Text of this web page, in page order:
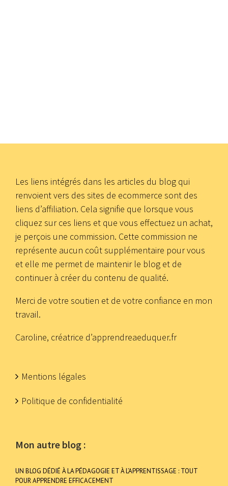
Les liens intégrés dans les articles du blog qui
renvoient vers des sites de ecommerce sont des
liens d’affiliation. Cela signifie que lorsque vous
cliquez sur ces liens et que vous effectuez un achat,
je perçois une commission. Cette commission ne
représente aucun coût supplémentaire pour vous
et elle me permet de maintenir le blog et de
continuer à créer du contenu de qualité.
Merci de votre soutien et de votre confiance en mon
travail.
Caroline, créatrice d’apprendreaeduquer.fr
Mentions légales
Politique de confidentialité
Mon autre blog :
UN BLOG DÉDIÉ À LA PÉDAGOGIE ET À L’APPRENTISSAGE : TOUT
POUR APPRENDRE EFFICACEMENT